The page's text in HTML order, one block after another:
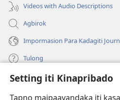
Setting iti Kinapribado
Tapno maipaayandaka iti
Videos with Audio Descriptions
Agbirok
Impormasion Para Kadagiti
Tulong
Donasion
(manglukat
iti